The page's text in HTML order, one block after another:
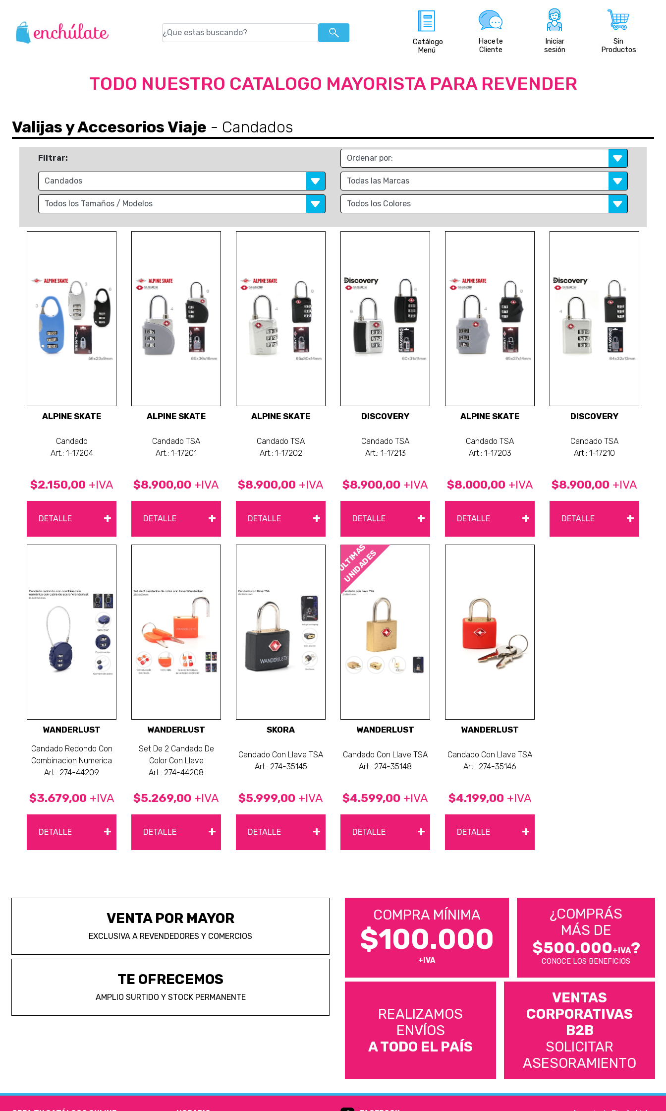
Catálogo
Menú
Hacete
Cliente
Iniciar
sesión
Sin
Productos
TODO NUESTRO CATALOGO MAYORISTA PARA REVENDER
Valijas y Accesorios Viaje - Candados
Filtrar:
ALPINE SKATE
Candado
Art.: 1-17204
$2.150,00 +IVA
DETALLE +
ALPINE SKATE
Candado TSA
Art.: 1-17201
$8.900,00 +IVA
DETALLE +
ALPINE SKATE
Candado TSA
Art.: 1-17202
$8.900,00 +IVA
DETALLE +
DISCOVERY
Candado TSA
Art.: 1-17213
$8.900,00 +IVA
DETALLE +
ALPINE SKATE
Candado TSA
Art.: 1-17203
$8.000,00 +IVA
DETALLE +
DISCOVERY
Candado TSA
Art.: 1-17210
$8.900,00 +IVA
DETALLE +
WANDERLUST
Candado Redondo Con
Combinacion Numerica
Art.: 274-44209
$3.679,00 +IVA
DETALLE +
WANDERLUST
Set De 2 Candado De
Color Con Llave
Art.: 274-44208
$5.269,00 +IVA
DETALLE +
SKORA
Candado Con Llave TSA
Art.: 274-35145
$5.999,00 +IVA
DETALLE +
ÚLTIMAS
UNIDADES
WANDERLUST
Candado Con Llave TSA
Art.: 274-35148
$4.599,00 +IVA
DETALLE +
WANDERLUST
Candado Con Llave TSA
Art.: 274-35146
$4.199,00 +IVA
DETALLE +
VENTA POR MAYOR
EXCLUSIVA A REVENDEDORES Y COMERCIOS
TE OFRECEMOS
AMPLIO SURTIDO Y STOCK PERMANENTE
COMPRA MÍNIMA
$100.000
+IVA
¿COMPRÁS
MÁS DE
$500.000+IVA?
CONOCE LOS BENEFICIOS
REALIZAMOS
ENVÍOS
A TODO EL PAÍS
VENTAS
CORPORATIVAS
B2B
SOLICITAR
ASESORAMIENTO